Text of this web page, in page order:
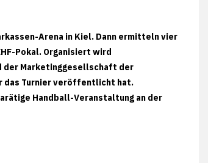
Arena in Kiel. Dann ermitteln vier
Pokal. Organisiert wird
der Marketinggesellschaft der
das Turnier veröffentlicht hat.
Handball-Veranstaltung an der